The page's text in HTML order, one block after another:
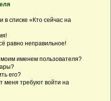
в списке «Кто сейчас на
равно неправильное!
именем пользователя?
его?
меня требуют войти на